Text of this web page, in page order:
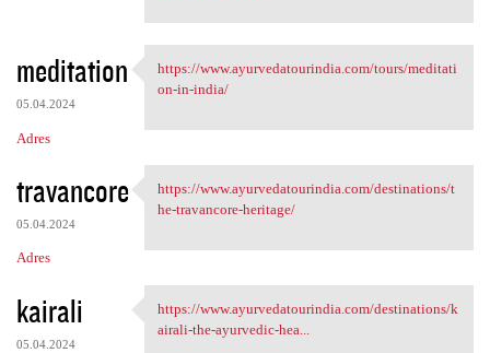
meditation
05.04.2024
Adres
https://www.ayurvedatourindia
https://www.ayurvedatourindia.com/tours/meditati
on-in-india/
travancore
05.04.2024
Adres
https://www.ayurvedatourindia
https://www.ayurvedatourindia.com/destinations/t
he-travancore-heritage/
kairali
05.04.2024
https://www.ayurvedatourindia
https://www.ayurvedatourindia.com/destinations/k
airali-the-ayurvedic-hea...